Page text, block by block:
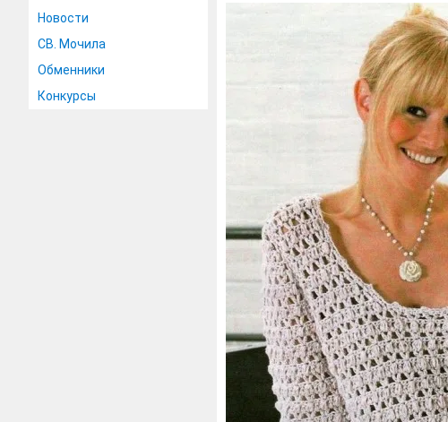
Новости
СВ. Мочила
Обменники
Конкурсы